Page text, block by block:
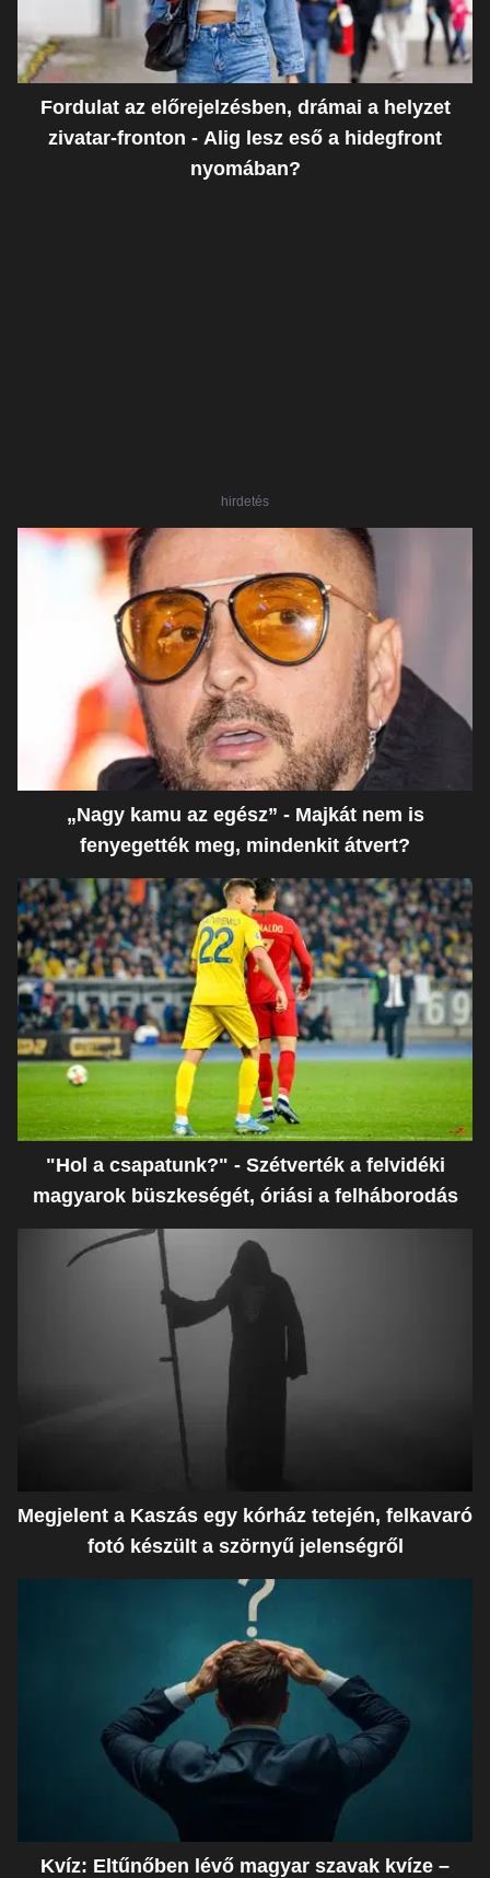
Fordulat az előrejelzésben, drámai a helyzet
zivatar-fronton - Alig lesz eső a hidegfront
nyomában?
hirdetés
„Nagy kamu az egész” - Majkát nem is
fenyegették meg, mindenkit átvert?
"Hol a csapatunk?" - Szétverték a felvidéki
magyarok büszkeségét, óriási a felháborodás
Megjelent a Kaszás egy kórház tetején, felkavaró
fotó készült a szörnyű jelenségről
Kvíz: Eltűnőben lévő magyar szavak kvíze –